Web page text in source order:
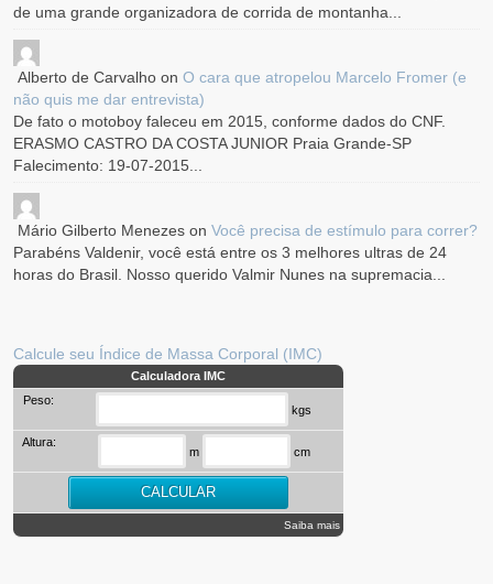
de uma grande organizadora de corrida de montanha...
Alberto de Carvalho onO cara que atropelou Marcelo Fromer (e
não quis me dar entrevista)
De fato o motoboy faleceu em 2015, conforme dados do CNF.
ERASMO CASTRO DA COSTA JUNIOR Praia Grande-SP
Falecimento: 19-07-2015...
Mário Gilberto Menezes onVocê precisa de estímulo para correr?
Parabéns Valdenir, você está entre os 3 melhores ultras de 24
horas do Brasil. Nosso querido Valmir Nunes na supremacia...
Calcule seu Índice de Massa Corporal (IMC)
Calculadora IMC
Peso:
kgs
Altura:
m cm
Saiba mais